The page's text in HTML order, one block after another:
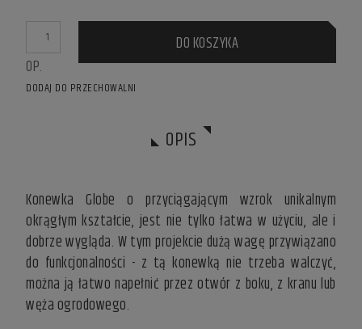
DISPLAYED.
OP.
DO KOSZYKA
DODAJ DO PRZECHOWALNI
OPIS
Konewka Globe o przyciągającym wzrok unikalnym
okrągłym kształcie, jest nie tylko łatwa w użyciu, ale i
dobrze wygląda. W tym projekcie dużą wagę przywiązano
do funkcjonalności - z tą konewką nie trzeba walczyć,
można ją łatwo napełnić przez otwór z boku, z kranu lub
węża ogrodowego.